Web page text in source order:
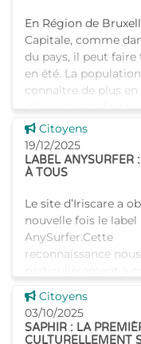
En Région de
Capitale, comme
du pays, il peut faire
en été. La
connaître de plus en
d’épisodes de fortes
accompagnés de
Voir cette news
Citoyens
19/12/2025
LABEL ANYSURFER
À TOUS
Le site d’Iriscare a
nouvelle fois le label
AnySurfer.Cette
reconnaissance
elle confirme que
plateforme est
lisible pour l�
Voir cette news
Citoyens
03/10/2025
SAPHIR : LA
CULTURELLEMENT